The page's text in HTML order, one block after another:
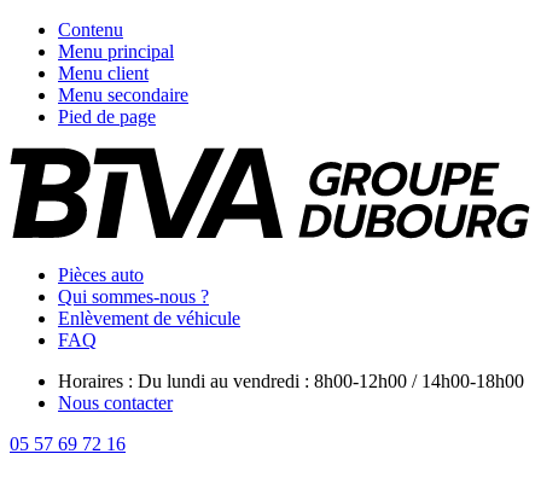
Contenu
Menu principal
Menu client
Menu secondaire
Pied de page
Pièces auto
Qui sommes-nous ?
Enlèvement de véhicule
FAQ
Horaires : Du lundi au vendredi : 8h00-12h00 / 14h00-18h00
Nous contacter
05 57 69 72 16